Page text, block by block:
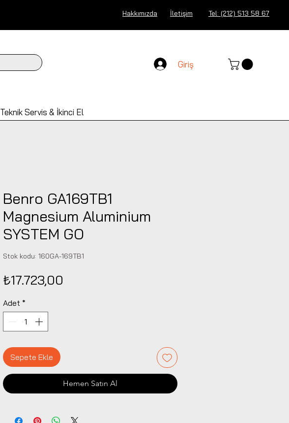
Hakkımızda İletişim Tel: (212) 513 58 67
Giriş
Teknik Servis & İkinci El
Benro GA169TB1
Magnesium Aluminium
SYSTEM GO
Stok kodu: 160GA-169TB1
₺17.723,00
Adet *
Sepete Ekle
Hemen Satın Al